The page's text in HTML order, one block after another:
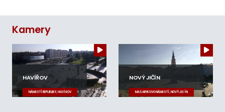
Kamery
HAVÍŘOV
NÁMĚSTÍ REPUBLIKY, HAVÍŘOV
NOVÝ JIČÍN
MASARYKOVO NÁMĚSTÍ, NOVÝ JIČÍN